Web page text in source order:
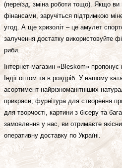
(переїзд, зміна роботи тощо). Якщо ви
фінансами, заручіться підтримкою
угод. А ще хризоліт – це амулет
залучення достатку використовуйте
риби.
Інтернет-магазин «Bleskom» пропонує
Індії оптом та в роздріб. У нашому
асортимент найрізноманітніших
прикраси, фурнітура для створення
для творчості, картини з бісеру та
замовлення у нас, ви отримаєте
оперативну доставку по Україні.